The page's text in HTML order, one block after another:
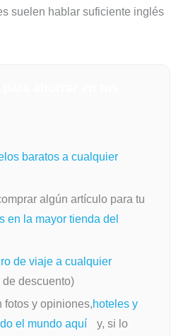
suelen hablar suficiente inglés
baratos a cualquier
algún artículo para tu
en la mayor tienda del
de viaje a cualquier
de descuento)
fotos y opiniones,hoteles y
el mundo aquí
y, si lo